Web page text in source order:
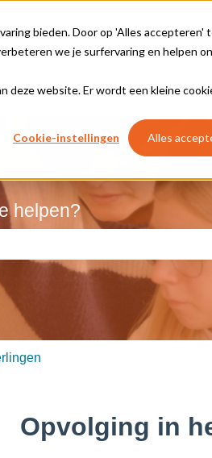
bieden. Door op 'Alles accepteren'
we je surfervaring en helpen
deze website. Er wordt een kleine
Cookie-instellingen Alles
helpen?
is leeg.
Opvolging in